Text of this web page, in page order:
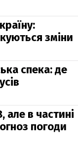
зміни
спека: де
але в частині
погоди